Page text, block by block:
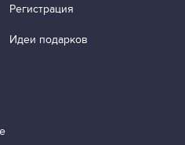
Регистрация
Идеи подарков